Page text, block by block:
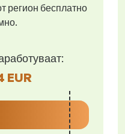
регион бесплатно
EUR